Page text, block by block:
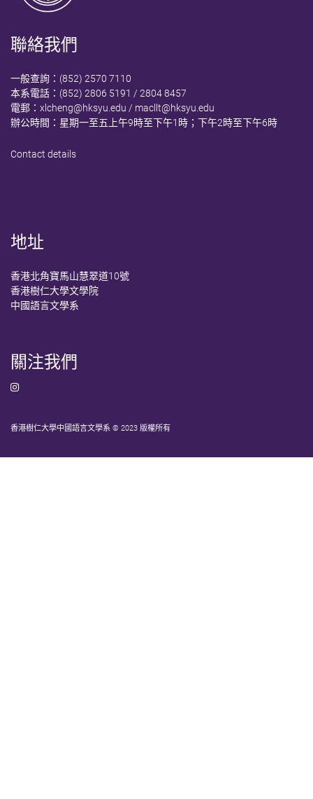
聯絡我們
一般查詢：(852) 2570 7110
本系電話：(852) 2806 5191 / 2804 8457
電郵： xlcheng@hksyu.edu / macllt@hksyu.edu
辦公時間：星期一至五上午9時至下午1時；下午2時至下午6時
Contact details
地址
香港北角寶馬山慧翠道10號
香港樹仁大學文學院
中國語言文學系
關注我們
香港樹仁大學中國語言文學系 © 2023 版權所有